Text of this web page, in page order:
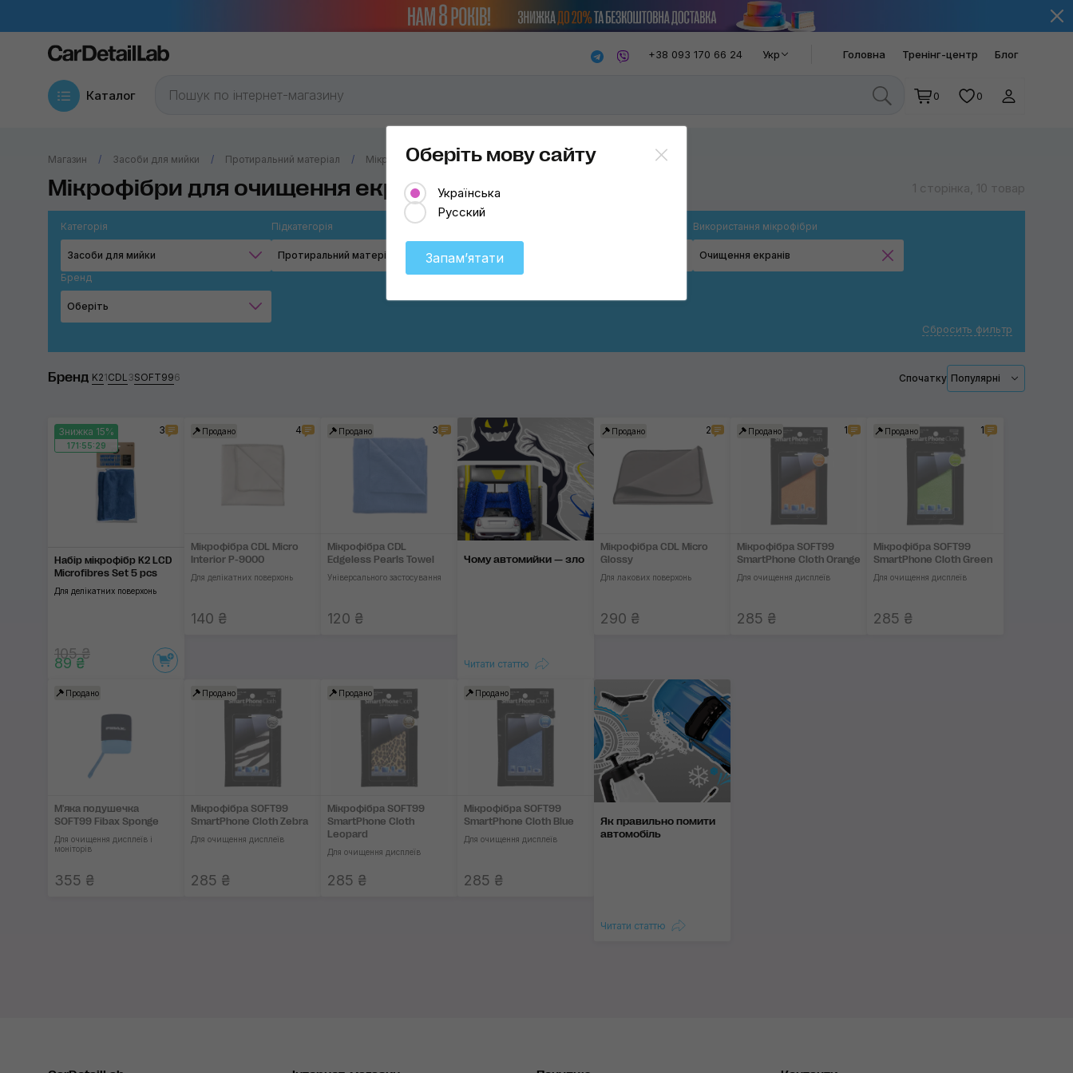
+38 093 170 66 24 Укр Головна Тренінг-центр Блог
Каталог 0 0
Магазин Засоби для мийки Протиральний матеріал Мікрофібри
Мікрофібри для очищення екранів 1 сторінка, 10 товар
Категорія
Засоби для мийки
Підкатегорія
Протиральний матеріал Мікрофібри
Використання мікрофібри
Очищення екранів
Очищення екранів
Прибирання в салоні
Універсальні
Відновлюючі
Застосувати
Бренд
Оберіть
CDL
Застосувати
Сбросить фильтр
Бренд K21CDL3SOFT996 Спочатку Популярні
Знижка 15%
171:55:29
3
Набір мікрофібр K2 LCD
Microfibres Set 5 pcs
Для делікатних поверхонь
105 ₴
89 ₴
Продано 4
Мікрофібра CDL Micro
Interior P-9000
Для делікатних поверхонь
140 ₴
Продано 3
Мікрофібра CDL
Edgeless Pearls Towel
Універсального застосування
120 ₴
Чому автомийки — зло
Читати статтю
Продано 2
Мікрофібра CDL Micro
Glossy
Для лакових поверхонь
290 ₴
Продано 1
Мікрофібра SOFT99
SmartPhone Cloth Orange
Для очищення дисплеїв
285 ₴
Продано 1
Мікрофібра SOFT99
SmartPhone Cloth Green
Для очищення дисплеїв
285 ₴
Продано
М'яка подушечка
SOFT99 Fibax Sponge
Для очищення дисплеїв і
моніторів
355 ₴
Продано
Мікрофібра SOFT99
SmartPhone Cloth Zebra
Для очищення дисплеїв
285 ₴
Продано
Мікрофібра SOFT99
SmartPhone Cloth
Leopard
Для очищення дисплеїв
285 ₴
Продано
Мікрофібра SOFT99
SmartPhone Cloth Blue
Для очищення дисплеїв
285 ₴
Як правильно помити
автомобіль
Читати статтю
Оберіть мову сайту
Українська
Русский
Запамʼятати